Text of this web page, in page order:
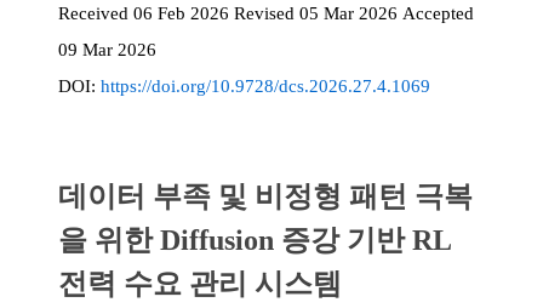
Received 06 Feb 2026 Revised 05 Mar 2026 Accepted
09 Mar 2026
DOI: https://doi.org/10.9728/dcs.2026.27.4.1069
데이터 부족 및 비정형 패턴 극복
을 위한 Diffusion 증강 기반 RL
전력 수요 관리 시스템